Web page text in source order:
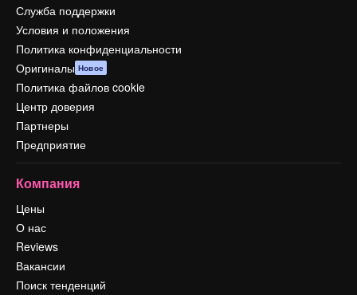
Служба поддержки
Условия и положения
Политика конфиденциальности
Оригиналы Новое
Политика файлов cookie
Центр доверия
Партнеры
Предприятие
Компания
Цены
О нас
Reviews
Вакансии
Поиск тенденций